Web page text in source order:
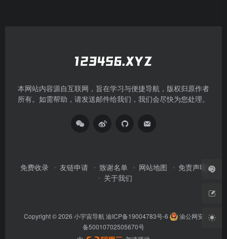
本网站内容源自互联网，旨在学习与便捷导航，版权归原作者
所有。如需帮助，请发送邮件给我们，我们会尽快为您处理。
免费收录 友链申请 致谢名单 网站地图
免责声明
关于我们
Copyright © 2026 小宇宙导航 渝ICP备19004783号-6
渝公网安
备50010702505670号